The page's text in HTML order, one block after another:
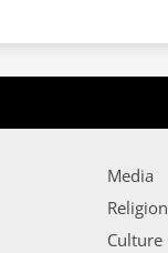
Media
Religion
Culture